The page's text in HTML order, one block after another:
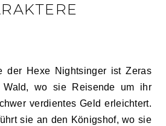
der Hexe Nightsinger ist Zeras
Wald, wo sie Reisende um ihr
verdientes Geld erleichtert.
sie an den Königshof, wo sie